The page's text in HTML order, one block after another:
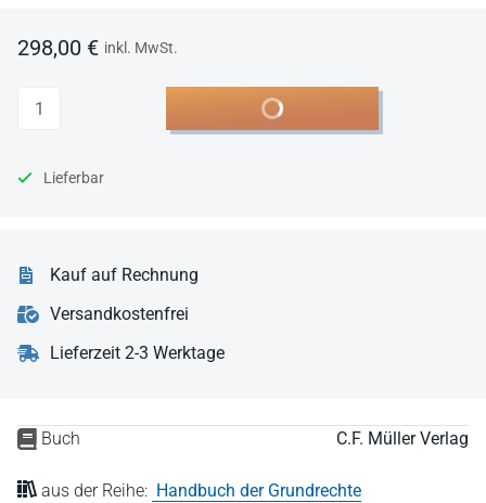
Buch C.F. Müller Verlag
aus der Reihe: Handbuch der Grundrechte
298,00 € inkl. MwSt.
Anzahl In den Warenkorb
Lieferbar
Kauf auf Rechnung
Versandkostenfrei
Lieferzeit 2-3 Werktage